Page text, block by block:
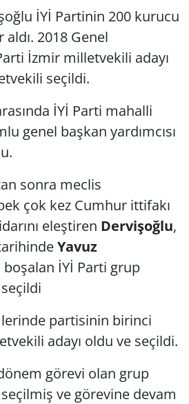
İYİ Partinin 200 kurucu
aldı. 2018 Genel
İzmir milletvekili adayı
seçildi.
İYİ Parti mahalli
genel başkan yardımcısı
sonra meclis
çok kez Cumhur ittifakı
eleştiren Dervişoğlu,
Yavuz
boşalan İYİ Parti grup
partisinin birinci
adayı oldu ve seçildi.
görevi olan grup
ve görevine devam